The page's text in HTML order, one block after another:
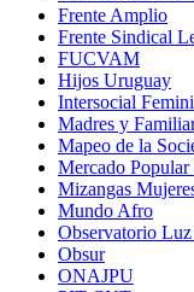
Frente Amplio
Frente Sindical
FUCVAM
Hijos Uruguay
Intersocial
Madres y
Mapeo de la
Mercado
Mizangas
Mundo Afro
Observatorio
Obsur
ONAJPU